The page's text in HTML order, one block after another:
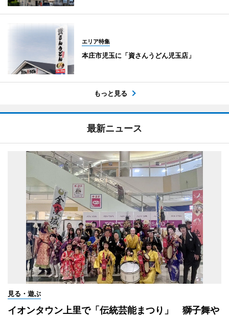
エリア特集
本庄市児玉に「資さんうどん児玉店」
もっと見る
最新ニュース
見る・遊ぶ
イオンタウン上里で「伝統芸能まつり」 獅子舞や